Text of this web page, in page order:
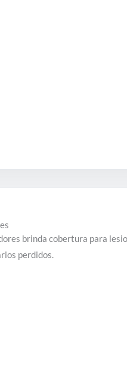
brinda cobertura para
perdidos.